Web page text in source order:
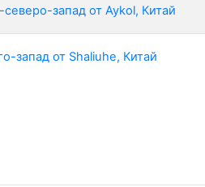
запад от Aykol, Китай
запад от Shaliuhe, Китай